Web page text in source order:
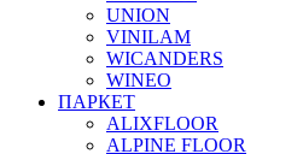
UNION
VINILAM
WICANDERS
WINEO
ПАРКЕТ
ALIXFLOOR
ALPINE FLOOR